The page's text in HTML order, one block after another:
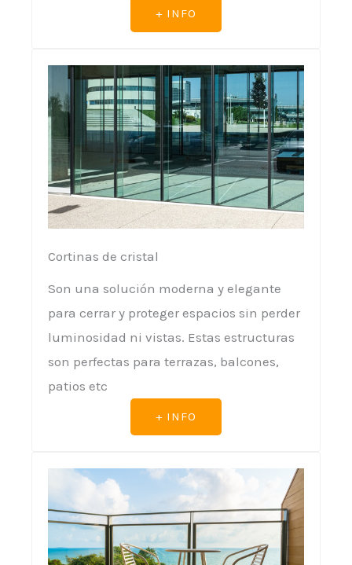
+ INFO
Cortinas de cristal
Son una solución moderna y elegante
para cerrar y proteger espacios sin perder
luminosidad ni vistas. Estas estructuras
son perfectas para terrazas, balcones,
patios etc
+ INFO